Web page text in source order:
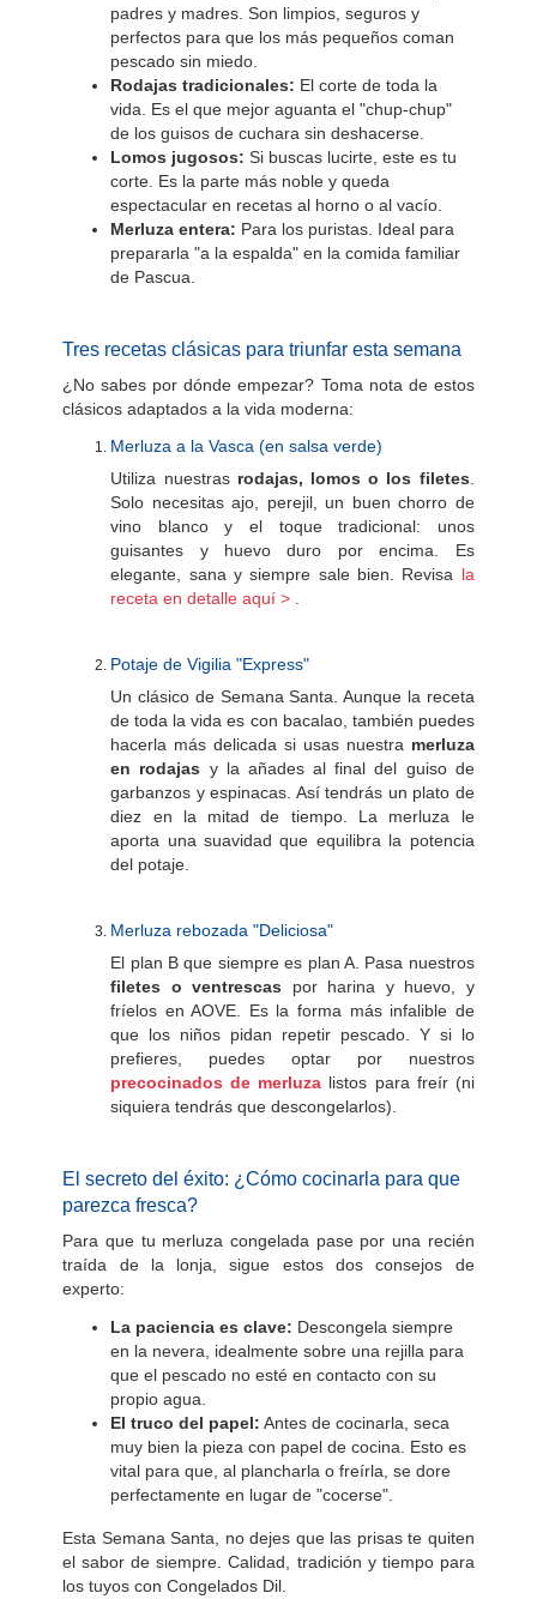
padres y madres. Son limpios, seguros y
perfectos para que los más pequeños coman
pescado sin miedo.
Rodajas tradicionales: El corte de toda la
vida. Es el que mejor aguanta el "chup-chup"
de los guisos de cuchara sin deshacerse.
Lomos jugosos: Si buscas lucirte, este es tu
corte. Es la parte más noble y queda
espectacular en recetas al horno o al vacío.
Merluza entera: Para los puristas. Ideal para
prepararla "a la espalda" en la comida familiar
de Pascua.
Tres recetas clásicas para triunfar esta semana
¿No sabes por dónde empezar? Toma nota de estos
clásicos adaptados a la vida moderna:
Merluza a la Vasca (en salsa verde)
Utiliza nuestras rodajas, lomos o los filetes
Solo necesitas ajo, perejil, un buen chorro de
vino blanco y el toque tradicional: unos
guisantes y huevo duro por encima. Es
elegante, sana y siempre sale bien. Revisa la
receta en detalle aquí >
Potaje de Vigilia "Express"
Un clásico de Semana Santa. Aunque la receta
de toda la vida es con bacalao, también puedes
hacerla más delicada si usas nuestra merluza
en rodajas y la añades al final del guiso de
garbanzos y espinacas. Así tendrás un plato de
diez en la mitad de tiempo. La merluza le
aporta una suavidad que equilibra la potencia
del potaje.
Merluza rebozada "Deliciosa"
El plan B que siempre es plan A. Pasa nuestros
filetes o ventrescas por harina y huevo, y
fríelos en AOVE. Es la forma más infalible de
que los niños pidan repetir pescado. Y si lo
prefieres, puedes optar por nuestros
precocinados de merluza listos para freír (ni
siquiera tendrás que descongelarlos).
El secreto del éxito: ¿Cómo cocinarla para que
parezca fresca?
Para que tu merluza congelada pase por una recién
traída de la lonja, sigue estos dos consejos de
experto:
La paciencia es clave: Descongela siempre
en la nevera, idealmente sobre una rejilla para
que el pescado no esté en contacto con su
propio agua.
El truco del papel: Antes de cocinarla, seca
muy bien la pieza con papel de cocina. Esto es
vital para que, al plancharla o freírla, se dore
perfectamente en lugar de "cocerse".
Esta Semana Santa, no dejes que las prisas te quiten
el sabor de siempre. Calidad, tradición y tiempo para
los tuyos con Congelados Dil.